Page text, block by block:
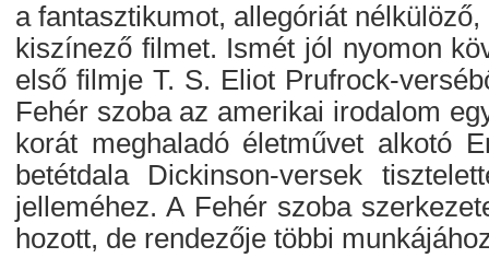
a fantasztikumot, allegóriát
kiszínező filmet. Ismét jól nyomon
első filmje T. S. Eliot Prufrock-
Fehér szoba az amerikai irodalom
korát meghaladó életművet alkotó
betétdala Dickinson-versek
jelleméhez. A Fehér szoba
hozott, de rendezője többi